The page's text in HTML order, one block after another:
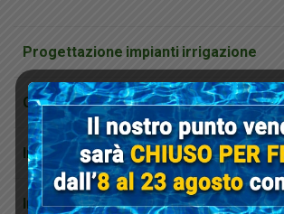
Progettazione impianti irrigazione
Consulenza per impianto di
Installatori autorizzati impianti di
Installazione impianti anti zanzare a